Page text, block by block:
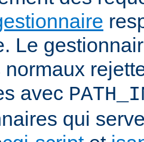
Le
normaux
avec
qui